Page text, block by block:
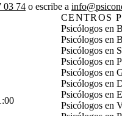
03 74 o escribe a
CENTROS
Psicólogos en
Psicólogos en
Psicólogos en
Psicólogos en
Psicólogos en
Psicólogos en
Psicólogos en
Psicólogos en